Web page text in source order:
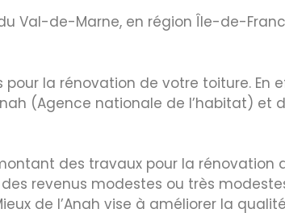
Val-de-Marne, en région Île-de-
la rénovation de votre toiture. En
(Agence nationale de l’habitat) et
des travaux pour la rénovation
revenus modestes ou très
de l’Anah vise à améliorer la